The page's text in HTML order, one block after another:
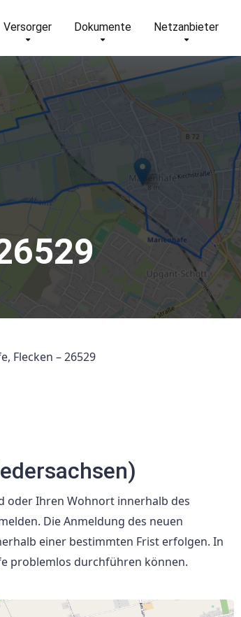
Versorger Dokumente Netzanbieter
Flecken – 26529
oder Ihren Wohnort innerhalb des
Die Anmeldung des neuen
einer bestimmten Frist erfolgen. In
problemlos durchführen können.